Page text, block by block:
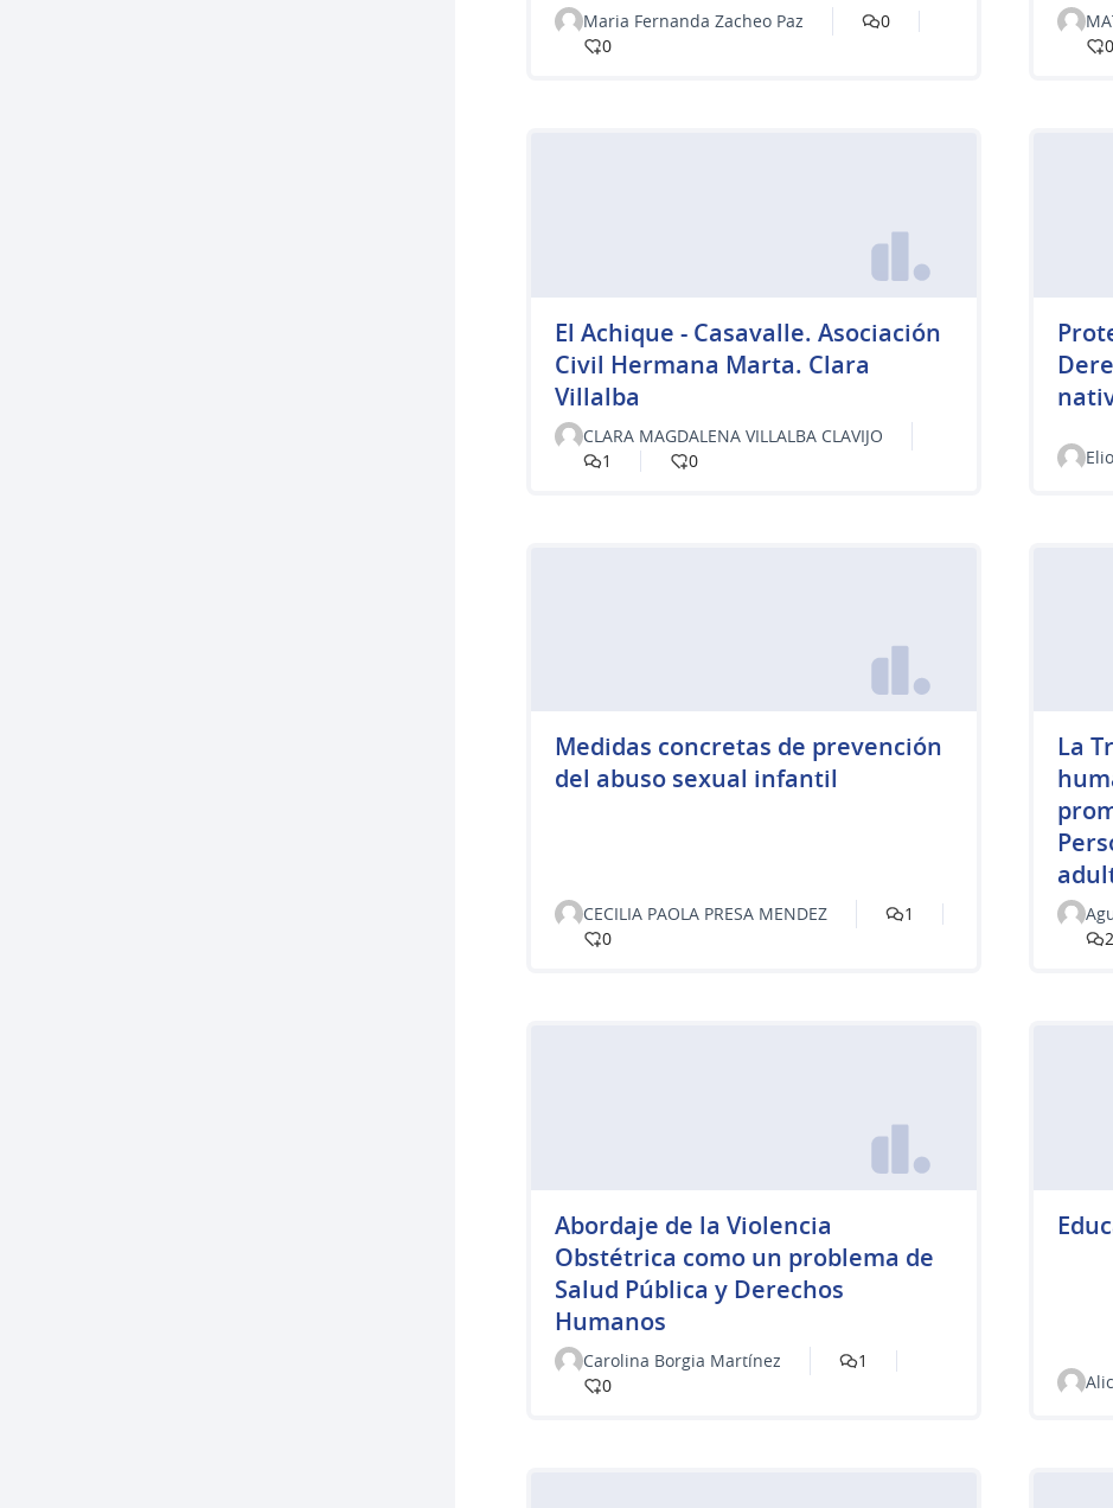
Maria Fernanda Zacheo Paz
0
0
0
El Achique - Casavalle. Asociación
Civil Hermana Marta. Clara
Villalba
CLARA MAGDALENA VILLALBA CLAVIJO
1
0
Medidas concretas de prevención
del abuso sexual infantil
CECILIA PAOLA PRESA MENDEZ
1
0
La
2
Abordaje de la Violencia
Obstétrica como un problema de
Salud Pública y Derechos
Humanos
Carolina Borgia Martínez
1
0